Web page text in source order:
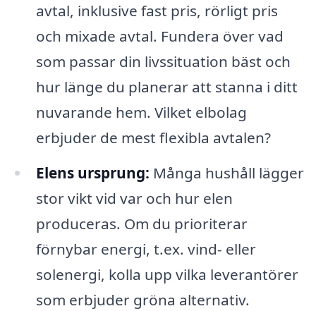
avtal, inklusive fast pris, rörligt pris
och mixade avtal. Fundera över vad
som passar din livssituation bäst och
hur länge du planerar att stanna i ditt
nuvarande hem. Vilket elbolag
erbjuder de mest flexibla avtalen?
Elens ursprung: Många hushåll lägger
stor vikt vid var och hur elen
produceras. Om du prioriterar
förnybar energi, t.ex. vind- eller
solenergi, kolla upp vilka leverantörer
som erbjuder gröna alternativ.